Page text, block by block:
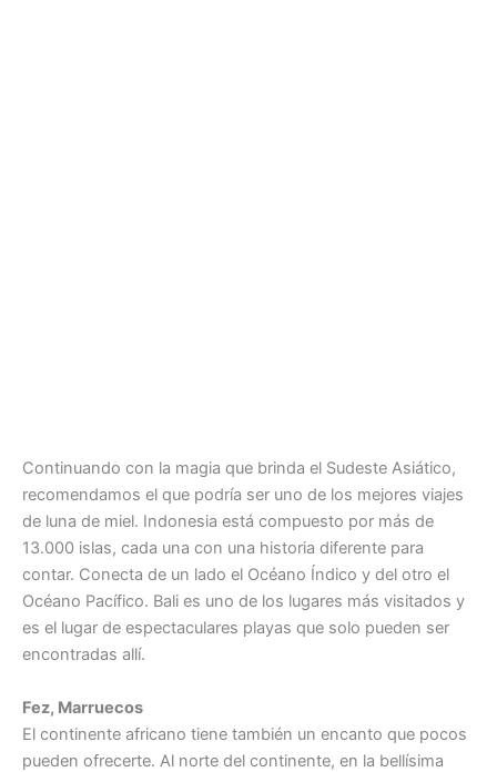
Continuando con la magia que brinda el Sudeste Asiático,
recomendamos el que podría ser uno de los mejores viajes
de luna de miel. Indonesia está compuesto por más de
13.000 islas, cada una con una historia diferente para
contar. Conecta de un lado el Océano Índico y del otro el
Océano Pacífico. Bali es uno de los lugares más visitados y
es el lugar de espectaculares playas que solo pueden ser
encontradas allí.
Fez, Marruecos
El continente africano tiene también un encanto que pocos
pueden ofrecerte. Al norte del continente, en la bellísima